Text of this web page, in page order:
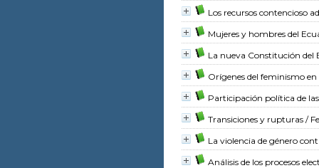
Los recursos contencioso
Mujeres y hombres del
La nueva Constitución del
Orígenes del feminismo en
Participación política de
Transiciones y rupturas /
La violencia de género
Análisis de los procesos